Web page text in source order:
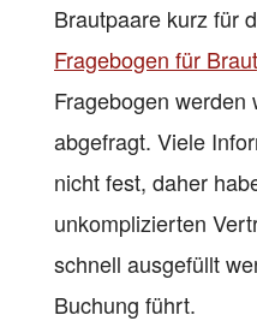
Brautpaare kurz für
Fragebogen für
Fragebogen werden
abgefragt. Viele
nicht fest, daher
unkomplizierten
schnell ausgefüllt
Buchung führt.